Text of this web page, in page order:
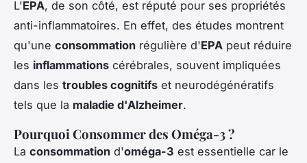
L'EPA, de son côté, est réputé pour ses propriétés
anti-inflammatoires. En effet, des études montrent
qu'une consommation régulière d'EPA peut réduire
les inflammations cérébrales, souvent impliquées
dans les troubles cognitifs et neurodégénératifs
tels que la maladie d'Alzheimer.
Pourquoi Consommer des Oméga-3 ?
La consommation d'oméga-3 est essentielle car le